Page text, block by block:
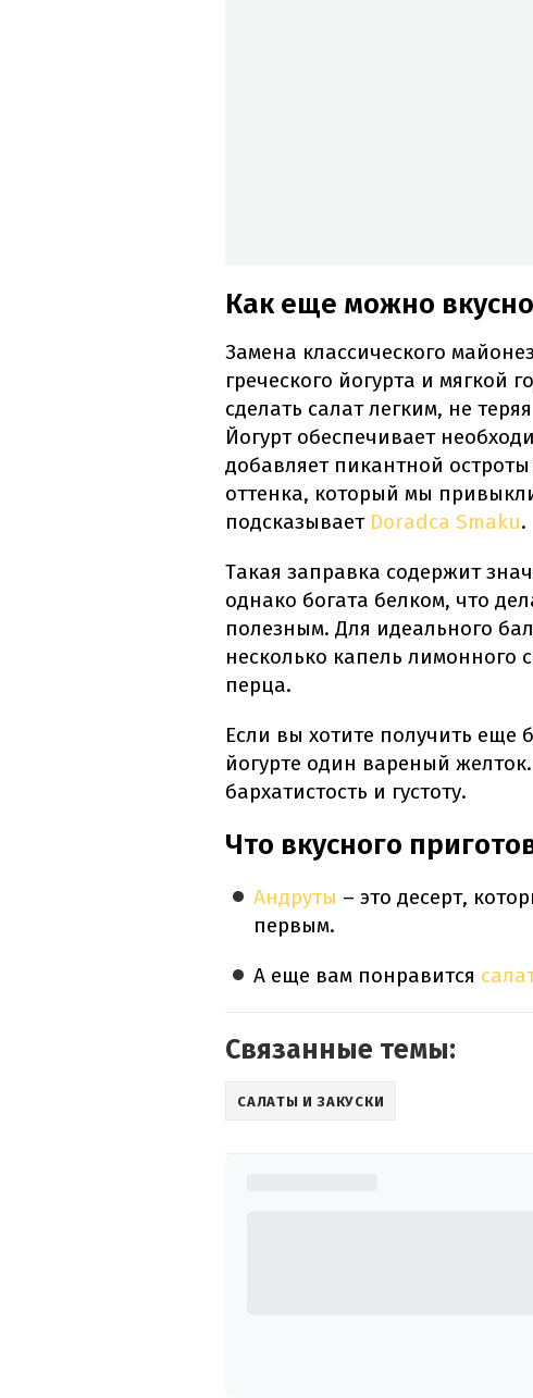
Как еще можно
Замена классического
греческого йогурта и мягкой
сделать салат легким, не
Йогурт обеспечивает
добавляет пикантной
оттенка, который мы
подсказывает Doradca Smaku.
Такая заправка содержит
однако богата белком, что
полезным. Для идеального
несколько капель лимонного
перца.
Если вы хотите получить еще
йогурте один вареный
бархатистость и густоту.
Что вкусного
Андруты – это десерт,
первым.
А еще вам понравится
Связанные темы:
САЛАТЫ И ЗАКУСКИ